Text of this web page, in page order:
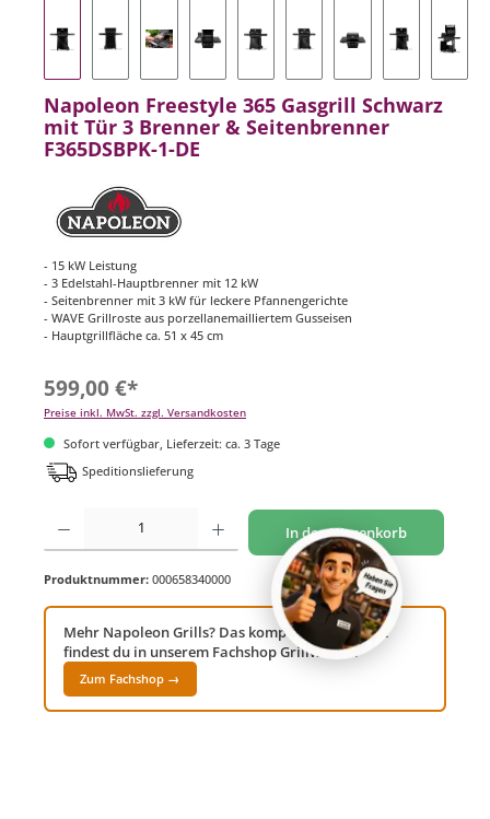
Napoleon Freestyle 365 Gasgrill Schwarz
mit Tür 3 Brenner & Seitenbrenner
F365DSBPK-1-DE
- 15 kW Leistung
- 3 Edelstahl-Hauptbrenner mit 12 kW
- Seitenbrenner mit 3 kW für leckere Pfannengerichte
- WAVE Grillroste aus porzellanemailliertem Gusseisen
- Hauptgrillfläche ca. 51 x 45 cm
599,00 €*
Preise inkl. MwSt. zzgl. Versandkosten
Sofort verfügbar, Lieferzeit: ca. 3 Tage
Speditionslieferung
Produkt Anzahl: Gib den gewünschten Wert ein oder benutze die Schaltflächen um
In den Warenkorb
Produktnummer: 000658340000
Mehr Napoleon Grills? Das komplette Sortiment
findest du in unserem Fachshop Grillwelt24!
Zum Fachshop →